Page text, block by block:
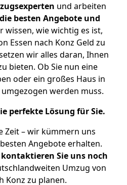
und arbeiten
die besten Angebote und
wissen, wie wichtig es ist,
Essen nach Konz Geld zu
wir alles daran, Ihnen
bieten. Ob Sie nun eine
oder ein großes Haus in
umgezogen werden muss.
perfekte Lösung für Sie.
Zeit – wir kümmern uns
Angebote erhalten.
kontaktieren Sie uns noch
Umzug von
Konz zu planen.